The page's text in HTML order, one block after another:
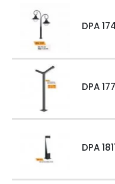
DPA
DPA
DPA